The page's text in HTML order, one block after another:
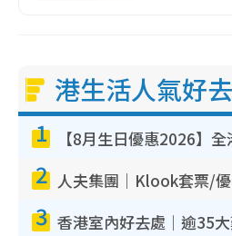
港生活人氣好
1
2
3